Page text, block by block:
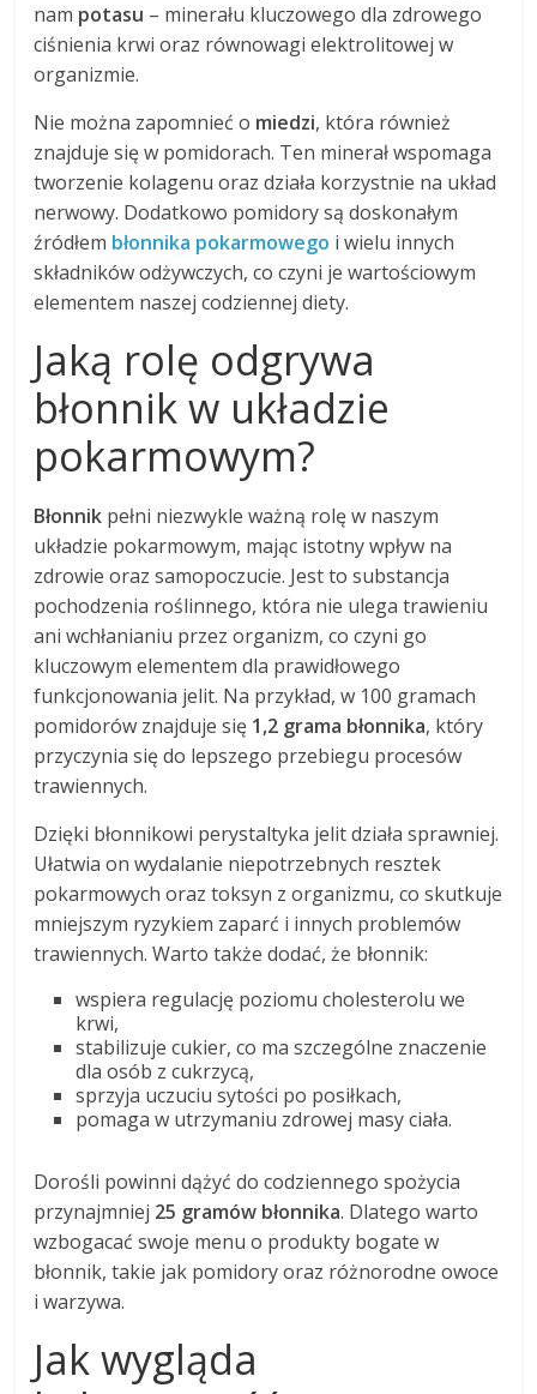
nam potasu – minerału kluczowego dla zdrowego
ciśnienia krwi oraz równowagi elektrolitowej w
organizmie.
Nie można zapomnieć o miedzi, która również
znajduje się w pomidorach. Ten minerał wspomaga
tworzenie kolagenu oraz działa korzystnie na układ
nerwowy. Dodatkowo pomidory są doskonałym
źródłem błonnika pokarmowego i wielu innych
składników odżywczych, co czyni je wartościowym
elementem naszej codziennej diety.
Jaką rolę odgrywa
błonnik w układzie
pokarmowym?
Błonnik pełni niezwykle ważną rolę w naszym
układzie pokarmowym, mając istotny wpływ na
zdrowie oraz samopoczucie. Jest to substancja
pochodzenia roślinnego, która nie ulega trawieniu
ani wchłanianiu przez organizm, co czyni go
kluczowym elementem dla prawidłowego
funkcjonowania jelit. Na przykład, w 100 gramach
pomidorów znajduje się 1,2 grama błonnika, który
przyczynia się do lepszego przebiegu procesów
trawiennych.
Dzięki błonnikowi perystaltyka jelit działa sprawniej.
Ułatwia on wydalanie niepotrzebnych resztek
pokarmowych oraz toksyn z organizmu, co skutkuje
mniejszym ryzykiem zaparć i innych problemów
trawiennych. Warto także dodać, że błonnik:
wspiera regulację poziomu cholesterolu we
krwi,
stabilizuje cukier, co ma szczególne znaczenie
dla osób z cukrzycą,
sprzyja uczuciu sytości po posiłkach,
pomaga w utrzymaniu zdrowej masy ciała.
Dorośli powinni dążyć do codziennego spożycia
przynajmniej 25 gramów błonnika. Dlatego warto
wzbogacać swoje menu o produkty bogate w
błonnik, takie jak pomidory oraz różnorodne owoce
i warzywa.
Jak wygląda